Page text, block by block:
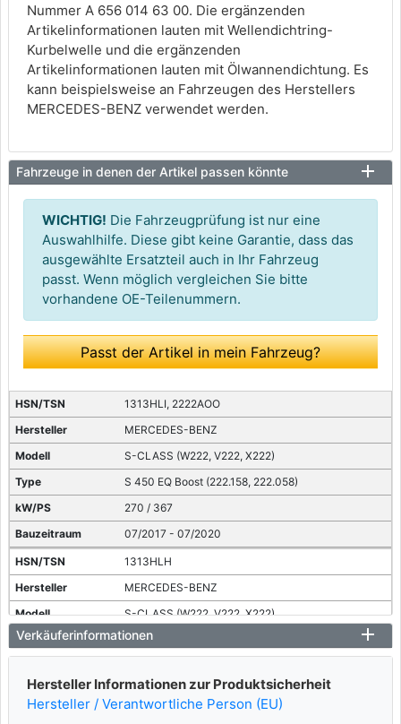
Nummer A 656 014 63 00. Die ergänzenden
Artikelinformationen lauten mit Wellendichtring-
Kurbelwelle und die ergänzenden
Artikelinformationen lauten mit Ölwannendichtung. Es
kann beispielsweise an Fahrzeugen des Herstellers
MERCEDES-BENZ verwendet werden.
Fahrzeuge in denen der Artikel passen könnte
WICHTIG! Die Fahrzeugprüfung ist nur eine
Auswahlhilfe. Diese gibt keine Garantie, dass das
ausgewählte Ersatzteil auch in Ihr Fahrzeug
passt. Wenn möglich vergleichen Sie bitte
vorhandene OE-Teilenummern.
Passt der Artikel in mein Fahrzeug?
1313HLI, 2222AOO
MERCEDES-BENZ
S-CLASS (W222, V222, X222)
S 450 EQ Boost (222.158, 222.058)
270 / 367
07/2017 - 07/2020
1313HLH
MERCEDES-BENZ
S-CLASS (W222, V222, X222)
S 500 EQ Boost (222.060, 222.160)
07/2017 - 07/2020
Verkäuferinformationen
Hersteller Informationen zur Produktsicherheit
Hersteller / Verantwortliche Person (EU)